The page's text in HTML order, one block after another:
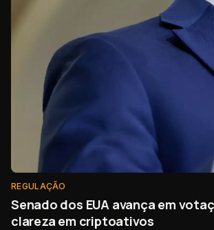
REGULAÇÃO
Senado dos EUA avança em
clareza em criptoativos